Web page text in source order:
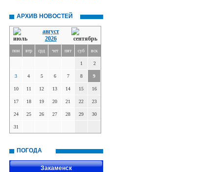
АРХИВ НОВОСТЕЙ
август
2026
пон втр срд чет пят суб вск
1 2
3 4 5 6 7 8 9
10 11 12 13 14 15 16
17 18 19 20 21 22 23
24 25 26 27 28 29 30
31
ПОГОДА
Закаменск